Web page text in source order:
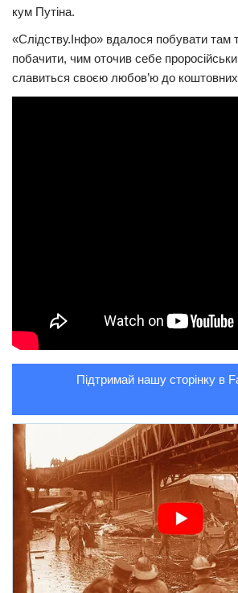
Шоу-біз
#Війна
кум Путіна.
«Слідству.Інфо» вдалося побувати там
побачити, чим оточив себе
славиться своєю любов’ю до
Підтримай нашу сторінку в